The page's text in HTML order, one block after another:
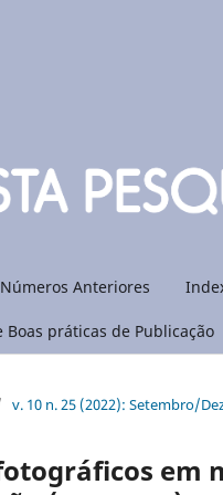
Números Anteriores
Boas práticas de Publicação
v. 10 n. 25 (2022): Setembro/
em